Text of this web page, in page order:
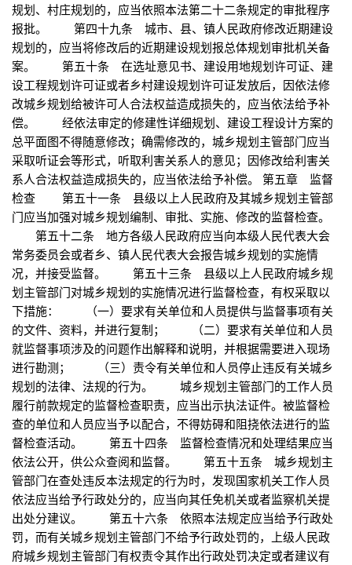
规划、村庄规划的，应当依照本法第二十二条规定的审批程序
报批。 第四十九条 城市、县、镇人民政府修改近期建设
规划的，应当将修改后的近期建设规划报总体规划审批机关备
案。 第五十条 在选址意见书、建设用地规划许可证、建
设工程规划许可证或者乡村建设规划许可证发放后，因依法修
改城乡规划给被许可人合法权益造成损失的，应当依法给予补
偿。 经依法审定的修建性详细规划、建设工程设计方案的
总平面图不得随意修改；确需修改的，城乡规划主管部门应当
采取听证会等形式，听取利害关系人的意见；因修改给利害关
系人合法权益造成损失的，应当依法给予补偿。 第五章 监督
检查 第五十一条 县级以上人民政府及其城乡规划主管部
门应当加强对城乡规划编制、审批、实施、修改的监督检查。
第五十二条 地方各级人民政府应当向本级人民代表大会
常务委员会或者乡、镇人民代表大会报告城乡规划的实施情
况，并接受监督。 第五十三条 县级以上人民政府城乡规
划主管部门对城乡规划的实施情况进行监督检查，有权采取以
下措施： （一）要求有关单位和人员提供与监督事项有关
的文件、资料，并进行复制； （二）要求有关单位和人员
就监督事项涉及的问题作出解释和说明，并根据需要进入现场
进行勘测； （三）责令有关单位和人员停止违反有关城乡
规划的法律、法规的行为。 城乡规划主管部门的工作人员
履行前款规定的监督检查职责，应当出示执法证件。被监督检
查的单位和人员应当予以配合，不得妨碍和阻挠依法进行的监
督检查活动。 第五十四条 监督检查情况和处理结果应当
依法公开，供公众查阅和监督。 第五十五条 城乡规划主
管部门在查处违反本法规定的行为时，发现国家机关工作人员
依法应当给予行政处分的，应当向其任免机关或者监察机关提
出处分建议。 第五十六条 依照本法规定应当给予行政处
罚，而有关城乡规划主管部门不给予行政处罚的，上级人民政
府城乡规划主管部门有权责令其作出行政处罚决定或者建议有